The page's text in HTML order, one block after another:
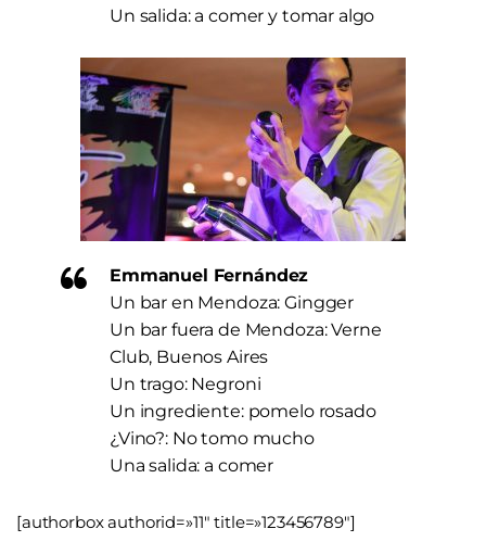
Un salida: a comer y tomar algo
Emmanuel Fernández
Un bar en Mendoza: Gingger
Un bar fuera de Mendoza: Verne
Club, Buenos Aires
Un trago: Negroni
Un ingrediente: pomelo rosado
¿Vino?: No tomo mucho
Una salida: a comer
[authorbox authorid=»11″ title=»123456789″]